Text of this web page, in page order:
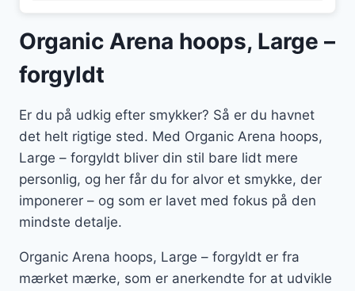
Organic Arena hoops, Large –
forgyldt
Er du på udkig efter smykker? Så er du havnet
det helt rigtige sted. Med Organic Arena hoops,
Large – forgyldt bliver din stil bare lidt mere
personlig, og her får du for alvor et smykke, der
imponerer – og som er lavet med fokus på den
mindste detalje.
Organic Arena hoops, Large – forgyldt er fra
mærket mærke, som er anerkendte for at udvikle